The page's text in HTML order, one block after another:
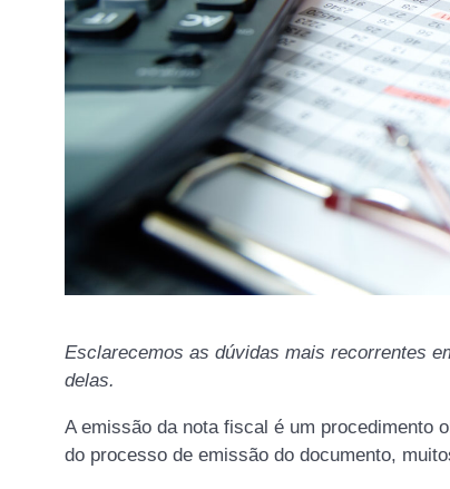
Esclarecemos as dúvidas mais recorrentes
delas.
A emissão da nota fiscal é um procedimento
do processo de emissão do documento,